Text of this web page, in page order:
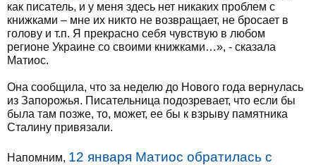
как писатель, и у меня здесь нет никаких проблем с
книжками – мне их никто не возвращает, не бросает в
голову и т.п. Я прекрасно себя чувствую в любом
регионе Украине со своими книжками…», - сказала
Матиос.
Она сообщила, что за неделю до Нового года вернулась
из Запорожья. Писательница подозревает, что если бы
была там позже, то, может, ее бы к взрыву памятника
Сталину привязали.
Напомним, 12 января Матиос обратилась с